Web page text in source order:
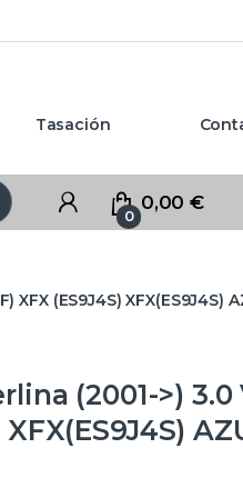
Tasación
0
0,00€
XFX (ES9J4S) XFX(ES9J4S)
(2001->) 3.0